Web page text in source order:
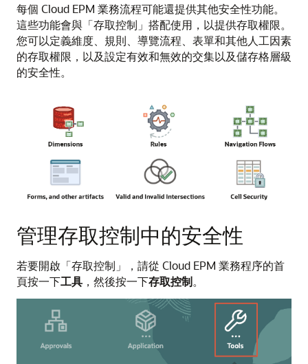
每個 Cloud EPM 業務流程可能還提供其他安全性功能。
這些功能會與「存取控制」搭配使用，以提供存取權限。
您可以定義維度、規則、導覽流程、表單和其他人工因素
的存取權限，以及設定有效和無效的交集以及儲存格層級
的安全性。
管理存取控制中的安全性
若要開啟「存取控制」，請從 Cloud EPM 業務程序的首
頁按一下工具 ，然後按一下存取控制。